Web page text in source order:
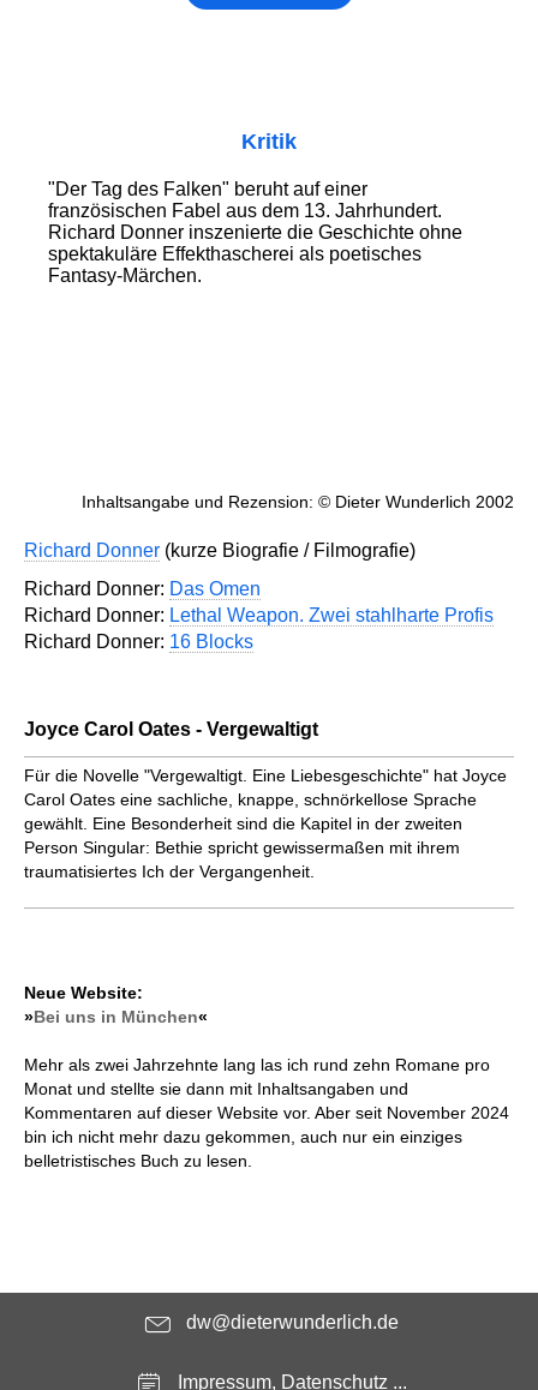
Kritik
"Der Tag des Falken" beruht auf einer
französischen Fabel aus dem 13. Jahrhundert.
Richard Donner inszenierte die Geschichte ohne
spektakuläre Effekthascherei als poetisches
Fantasy-Märchen.
Inhaltsangabe und Rezension: © Dieter Wunderlich 2002
Richard Donner (kurze Biografie / Filmografie)
Richard Donner: Das Omen
Richard Donner: Lethal Weapon. Zwei stahlharte Profis
Richard Donner: 16 Blocks
Joyce Carol Oates - Vergewaltigt
Für die Novelle "Vergewaltigt. Eine Liebesgeschichte" hat Joyce
Carol Oates eine sachliche, knappe, schnörkellose Sprache
gewählt. Eine Besonderheit sind die Kapitel in der zweiten
Person Singular: Bethie spricht gewissermaßen mit ihrem
traumatisiertes Ich der Vergangenheit.
Neue Website:
»Bei uns in München«
Mehr als zwei Jahrzehnte lang las ich rund zehn Romane pro
Monat und stellte sie dann mit Inhaltsangaben und
Kommentaren auf dieser Website vor. Aber seit November 2024
bin ich nicht mehr dazu gekommen, auch nur ein einziges
belletristisches Buch zu lesen.
dw@dieterwunderlich.de
Impressum, Datenschutz ...